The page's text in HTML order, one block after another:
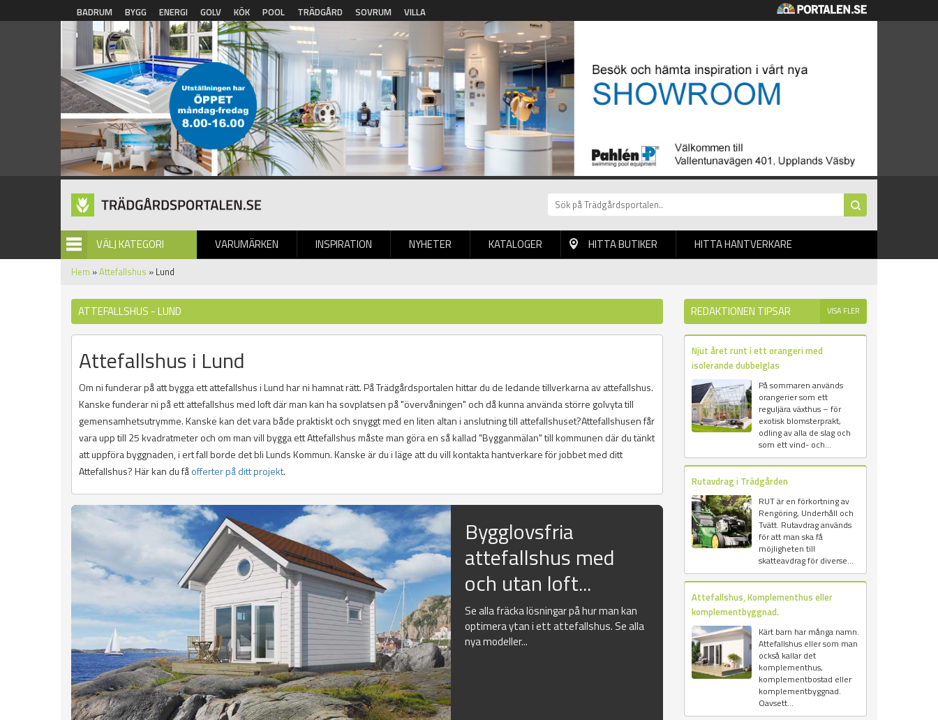
Hoppa till huvudinnehåll
BADRUM BYGG ENERGI GOLV KÖK POOL TRÄDGÅRD SOVRUM VILLA
VÄLJ KATEGORI VARUMÄRKEN INSPIRATION NYHETER
BILDGALLERI KATALOGER HITTA BUTIKER HITTA HANTVERKARE
Hem »Attefallshus » Lund
ATTEFALLSHUS - LUND
Attefallshus i Lund
Om ni funderar på att bygga ett attefallshus i Lund har ni hamnat rätt. På Trädgårdsportalen hittar du de ledande tillverkarna av attefallshus.
Kanske funderar ni på ett attefallshus med loft där man kan ha sovplatsen på "övervåningen" och då kunna använda större golvyta till
gemensamhetsutrymme. Kanske kan det vara både praktiskt och snyggt med en liten altan i anslutning till attefallshuset?Attefallshusen får
vara upp till 25 kvadratmeter och om man vill bygga ett Attefallshus måste man göra en så kallad "Bygganmälan" till kommunen där du tänkt
att uppföra byggnaden, i ert fall borde det bli Lunds Kommun. Kanske är du i läge att du vill kontakta hantverkare för jobbet med ditt
Attefallshus? Här kan du fåofferter på ditt projekt.
Bygglovsfria
attefallshus med
och utan loft...
Se alla fräcka lösningar på hur man kan
optimera ytan i ett attefallshus. Se alla
nya modeller...
REDAKTIONEN TIPSAR VISA FLER
Njut året runt i ett orangeri med
isolerande dubbelglas
På sommaren används
orangerier som ett
reguljära växthus – för
exotisk blomsterprakt,
odling av alla de slag och
som ett vind- och...
Rutavdrag i Trädgården
RUT är en förkortning av
Rengöring, Underhåll och
Tvätt. Rutavdrag används
för att man ska få
möjligheten till
skatteavdrag för diverse...
Attefallshus, Komplementhus eller
komplementbyggnad.
Kärt barn har många namn.
Attefallshus eller som man
också kallar det
komplementhus,
komplementbostad eller
komplementbyggnad.
Oavsett...